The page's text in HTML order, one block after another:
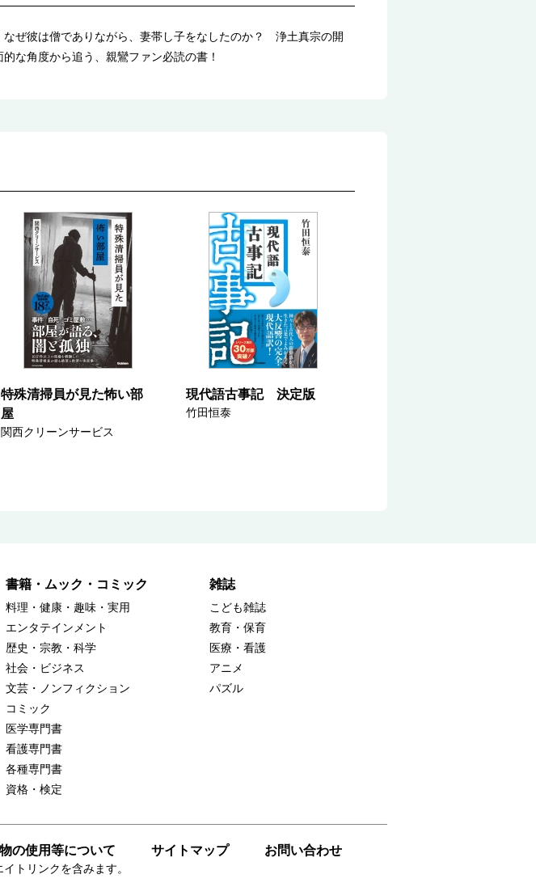
ぜ彼は僧でありながら、妻帯し子をなしたのか？ 浄土真宗の開
な角度から追う、親鸞ファン必読の書！
特殊清掃員が見た怖い部
屋
関西クリーンサービス
現代語古事記 決定版
竹田恒泰
書籍・ムック・コミック
料理・健康・趣味・実用
エンタテインメント
歴史・宗教・科学
社会・ビジネス
文芸・ノンフィクション
コミック
医学専門書
看護専門書
各種専門書
資格・検定
雑誌
こども雑誌
教育・保育
医療・看護
アニメ
パズル
の使用等について サイトマップ お問い合わせ
トリンクを含みます。